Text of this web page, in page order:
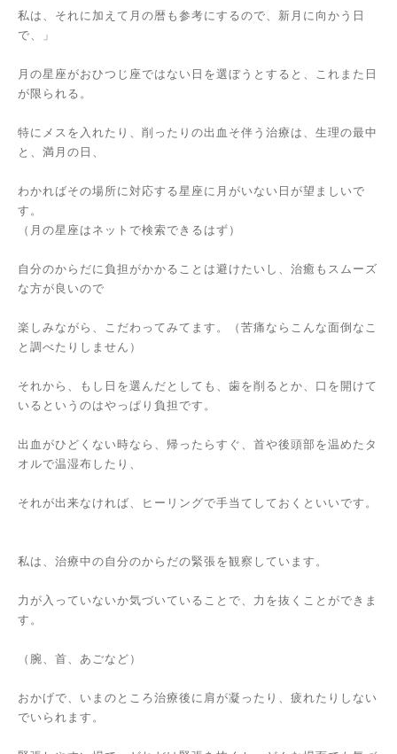
私は、それに加えて月の暦も参考にするので、新月に向かう日
で、」
月の星座がおひつじ座ではない日を選ぼうとすると、これまた日
が限られる。
特にメスを入れたり、削ったりの出血そ伴う治療は、生理の最中
と、満月の日、
わかればその場所に対応する星座に月がいない日が望ましいで
す。
（月の星座はネットで検索できるはず）
自分のからだに負担がかかることは避けたいし、治癒もスムーズ
な方が良いので
楽しみながら、こだわってみてます。（苦痛ならこんな面倒なこ
と調べたりしません）
それから、もし日を選んだとしても、歯を削るとか、口を開けて
いるというのはやっぱり負担です。
出血がひどくない時なら、帰ったらすぐ、首や後頭部を温めたタ
オルで温湿布したり、
それが出来なければ、ヒーリングで手当てしておくといいです。
私は、治療中の自分のからだの緊張を観察しています。
力が入っていないか気づいていることで、力を抜くことができま
す。
（腕、首、あごなど）
おかげで、いまのところ治療後に肩が凝ったり、疲れたりしない
でいられます。